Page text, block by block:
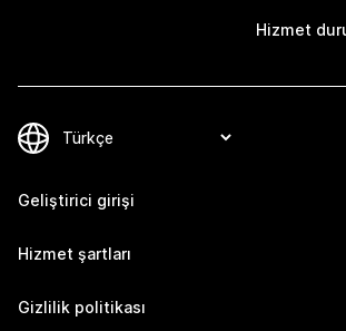
Hizmet
Geliştirici girişi
Hizmet şartları
Gizlilik politikası